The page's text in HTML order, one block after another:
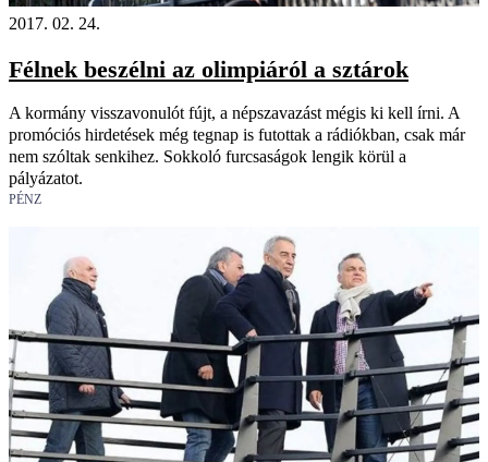
2017. 02. 24.
Félnek beszélni az olimpiáról a sztárok
A kormány visszavonulót fújt, a népszavazást mégis ki kell írni. A
promóciós hirdetések még tegnap is futottak a rádiókban, csak már
nem szóltak senkihez. Sokkoló furcsaságok lengik körül a
pályázatot.
PÉNZ